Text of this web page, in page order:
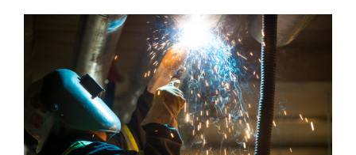
INFORMATIONS
NOUS JOINDRE